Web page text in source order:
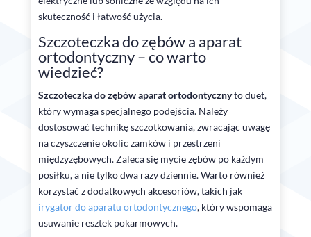
skuteczność i łatwość użycia.
Szczoteczka do zębów a aparat
ortodontyczny – co warto
wiedzieć?
Szczoteczka do zębów aparat ortodontycznyto duet,
który wymaga specjalnego podejścia. Należy
dostosować technikę szczotkowania, zwracając uwagę
na czyszczenie okolic zamków i przestrzeni
międzyzębowych. Zaleca się mycie zębów po każdym
posiłku, a nie tylko dwa razy dziennie. Warto również
korzystać z dodatkowych akcesoriów, takich jak
irygator do aparatu ortodontycznego, który wspomaga
usuwanie resztek pokarmowych.